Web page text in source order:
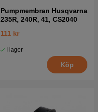
Pumpmembran Husqvarna
235R, 240R, 41, CS2040
111 kr
I lager
Köp